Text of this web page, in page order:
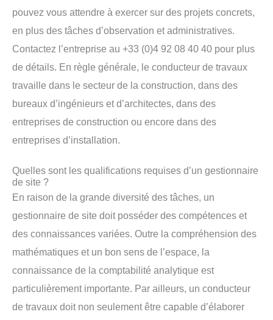
pouvez vous attendre à exercer sur des projets concrets,
en plus des tâches d’observation et administratives.
Contactez l’entreprise au +33 (0)4 92 08 40 40 pour plus
de détails. En règle générale, le conducteur de travaux
travaille dans le secteur de la construction, dans des
bureaux d’ingénieurs et d’architectes, dans des
entreprises de construction ou encore dans des
entreprises d’installation.
Quelles sont les qualifications requises d’un gestionnaire
de site ?
En raison de la grande diversité des tâches, un
gestionnaire de site doit posséder des compétences et
des connaissances variées. Outre la compréhension des
mathématiques et un bon sens de l’espace, la
connaissance de la comptabilité analytique est
particulièrement importante. Par ailleurs, un conducteur
de travaux doit non seulement être capable d’élaborer